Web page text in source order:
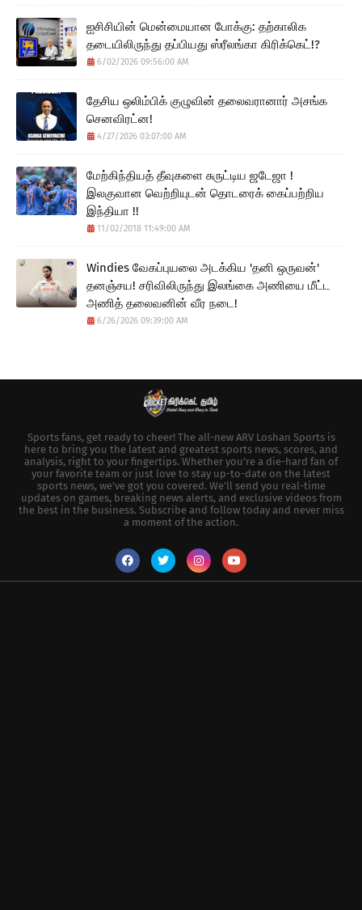
ஐசிசியின் மென்மையான போக்கு: தற்காலிக
தடையிலிருந்து தப்பியது ஸ்ரீலங்கா கிரிக்கெட்!?
6/02/2026 09:56:00 AM
தேசிய ஒலிம்பிக் குழுவின் தலைவரானார் அசங்க
செனவிரட்ன!
4/27/2026 03:07:00 AM
மேற்கிந்தியத் தீவுகளை சுருட்டிய ஜடேஜா !
இலகுவான வெற்றியுடன் தொடரைக் கைப்பற்றிய
இந்தியா !!
11/02/2018 11:49:00 AM
Windies வேகப்புயலை அடக்கிய 'தனி ஒருவன்'
தனஞ்சய! சரிவிலிருந்து இலங்கை அணியை மீட்ட
அணித் தலைவனின் வீர நடை!
6/26/2026 09:39:00 AM
Sports fans, get ready to cheer! The all-new ARV Loshan Sports is
here to bring you the latest and greatest sports news, scores, and
analysis, right to your fingertips. Whether you're a die-hard fan of
your favorite team or just love to stay up-to-date on the latest
sports news, we've got you covered. We'll send you real-time
updates on games, breaking news alerts, and exclusive videos from
the best in the business. Subscribe and follow today and never miss
a moment of the action.